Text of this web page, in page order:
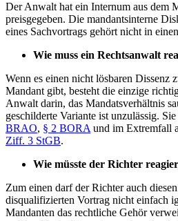
Der Anwalt hat ein Internum aus dem
preisgegeben. Die mandantsinterne
eines Sachvortrags gehört nicht in
Wie muss ein Rechtsanwalt
Wenn es einen nicht lösbaren Dissenz
Mandant gibt, besteht die einzige
Anwalt darin, das Mandatsverhältnis
geschilderte Variante ist unzulässig.
BRAO, § 2 BORA und im Extremfall
Ziff. 3 StGB.
Wie müsste der Richter
Zum einen darf der Richter auch
disqualifizierten Vortrag nicht einfach
Mandanten das rechtliche Gehör